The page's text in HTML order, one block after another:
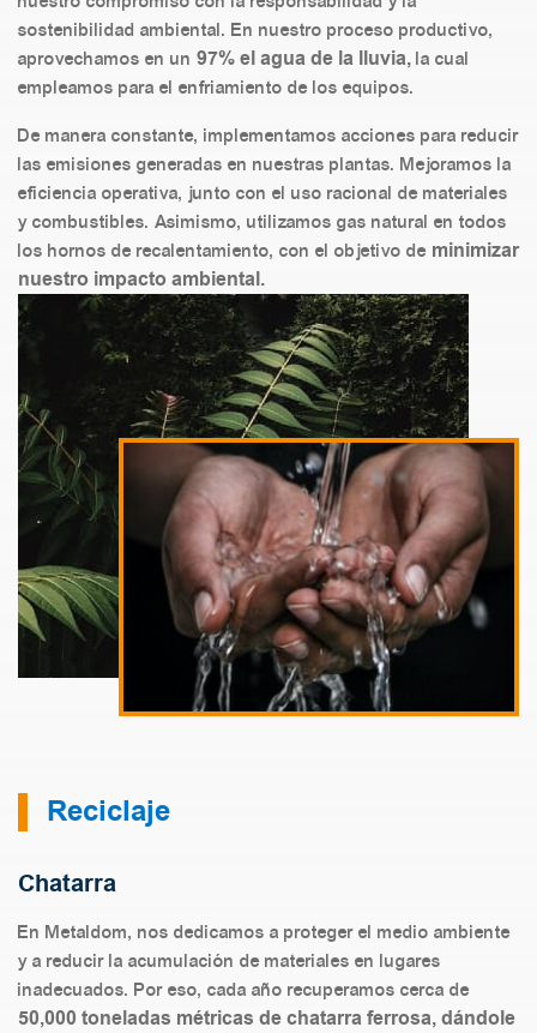
sostenibilidad ambiental. En nuestro proceso productivo,
aprovechamos en un 97% el agua de la lluvia, la cual
empleamos para el enfriamiento de los equipos.
De manera constante, implementamos acciones para reducir
las emisiones generadas en nuestras plantas. Mejoramos la
eficiencia operativa, junto con el uso racional de materiales
y combustibles. Asimismo, utilizamos gas natural en todos
los hornos de recalentamiento, con el objetivo de minimizar
nuestro impacto ambiental.
Reciclaje
Chatarra
En Metaldom, nos dedicamos a proteger el medio ambiente
y a reducir la acumulación de materiales en lugares
inadecuados. Por eso, cada año recuperamos cerca de
50,000 toneladas métricas de chatarra ferrosa, dándole